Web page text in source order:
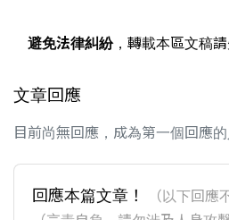
避免法律糾紛，轉載本區文稿
文章回應
目前尚無回應，成為第一個回應的
回應本篇文章！
（以下回應